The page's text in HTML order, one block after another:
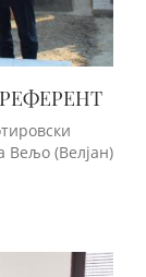
Вељо (Велјан)